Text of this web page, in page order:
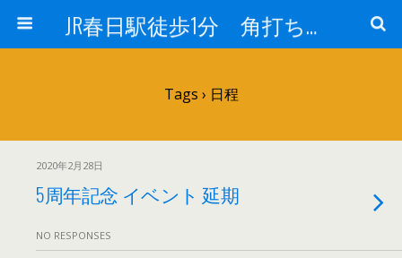
JR春日駅徒歩1分 角打ち 酒のフヨー
Tags › 日程
2020年2月28日
5周年記念 イベント 延期
NO RESPONSES